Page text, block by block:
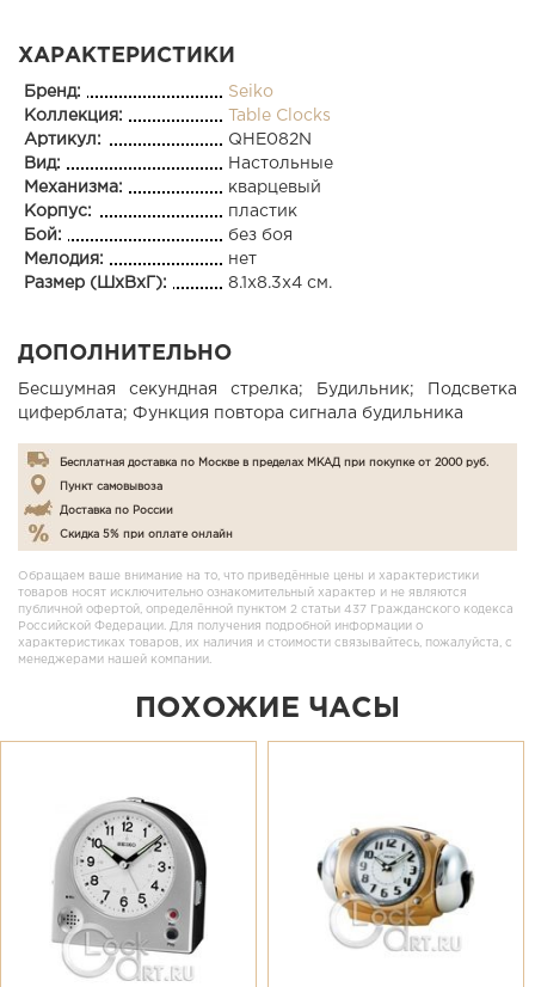
ХАРАКТЕРИСТИКИ
Бренд:
Seiko
Коллекция:
Table Clocks
Артикул:
QHE082N
Вид:
Настольные
Механизма:
кварцевый
Корпус:
пластик
Бой:
без боя
Мелодия:
нет
Размер (ШхВхГ):
8.1x8.3x4 см.
ДОПОЛНИТЕЛЬНО
Бесшумная секундная стрелка; Будильник; Подсветка
циферблата; Функция повтора сигнала будильника
Бесплатная доставка по Москве в пределах МКАД при покупке от 2000 руб.
Пункт самовывоза
Доставка по России
Скидка 5% при оплате онлайн
Обращаем ваше внимание на то, что приведённые цены и характеристики
товаров носят исключительно ознакомительный характер и не являются
публичной офертой, определённой пунктом 2 статьи 437 Гражданского кодекса
Российской Федерации. Для получения подробной информации о
характеристиках товаров, их наличия и стоимости связывайтесь, пожалуйста, с
менеджерами нашей компании.
ПОХОЖИЕ ЧАСЫ